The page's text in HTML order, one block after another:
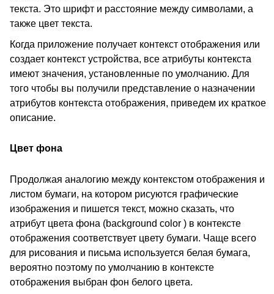
текста. Это шрифт и расстояние между символами, а
также цвет текста.
Когда приложение получает контекст отображения или
создает контекст устройства, все атрибуты контекста
имеют значения, установленные по умолчанию. Для
того чтобы вы получили представление о назначении
атрибутов контекста отображения, приведем их краткое
описание.
Цвет фона
Продолжая аналогию между контекстом отображения и
листом бумаги, на котором рисуются графические
изображения и пишется текст, можно сказать, что
атрибут цвета фона (background color ) в контексте
отображения соответствует цвету бумаги. Чаще всего
для рисования и письма используется белая бумага,
вероятно поэтому по умолчанию в контексте
отображения выбран фон белого цвета.